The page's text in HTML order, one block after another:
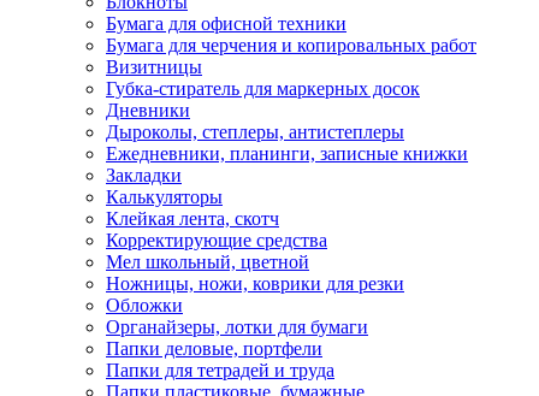
Бумага для офисной техники
Бумага для черчения и копировальных работ
Визитницы
Губка-стиратель для маркерных досок
Дневники
Дыроколы, степлеры, антистеплеры
Ежедневники, планинги, записные книжки
Закладки
Калькуляторы
Клейкая лента, скотч
Корректирующие средства
Мел школьный, цветной
Ножницы, ножи, коврики для резки
Обложки
Органайзеры, лотки для бумаги
Папки деловые, портфели
Папки для тетрадей и труда
Папки пластиковые, бумажные